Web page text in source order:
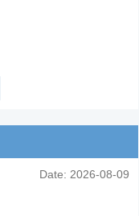
Date: 2026-08-09